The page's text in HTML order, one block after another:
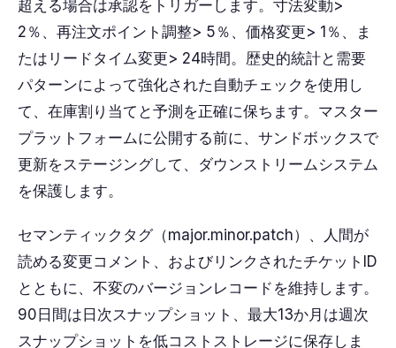
超える場合は承認をトリガーします。寸法変動>
2％、再注文ポイント調整> 5％、価格変更> 1％、ま
たはリードタイム変更> 24時間。歴史的統計と需要
パターンによって強化された自動チェックを使用し
て、在庫割り当てと予測を正確に保ちます。マスター
プラットフォームに公開する前に、サンドボックスで
更新をステージングして、ダウンストリームシステム
を保護します。
セマンティックタグ（major.minor.patch）、人間が
読める変更コメント、およびリンクされたチケットID
とともに、不変のバージョンレコードを維持します。
90日間は日次スナップショット、最大13か月は週次
スナップショットを低コストストレージに保存しま